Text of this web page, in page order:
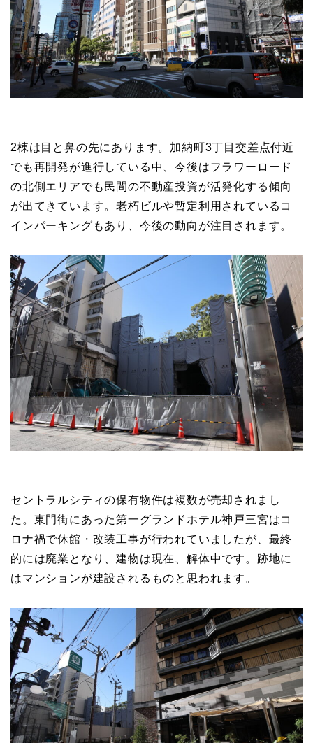
2棟は目と鼻の先にあります。加納町3丁目交差点付近
でも再開発が進行している中、今後はフラワーロード
の北側エリアでも民間の不動産投資が活発化する傾向
が出てきています。老朽ビルや暫定利用されているコ
インパーキングもあり、今後の動向が注目されます。
セントラルシティの保有物件は複数が売却されまし
た。東門街にあった第一グランドホテル神戸三宮はコ
ロナ禍で休館・改装工事が行われていましたが、最終
的には廃業となり、建物は現在、解体中です。跡地に
はマンションが建設されるものと思われます。